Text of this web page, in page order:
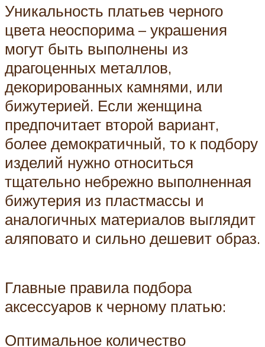
Уникальность платьев черного
цвета неоспорима – украшения
могут быть выполнены из
драгоценных металлов,
декорированных камнями, или
бижутерией. Если женщина
предпочитает второй вариант,
более демократичный, то к подбору
изделий нужно относиться
тщательно небрежно выполненная
бижутерия из пластмассы и
аналогичных материалов выглядит
аляповато и сильно дешевит образ.
Главные правила подбора
аксессуаров к черному платью:
Оптимальное количество